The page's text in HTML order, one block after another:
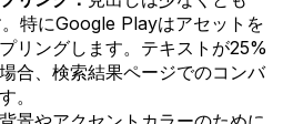
特にGoogle Playはアセットを
リングします。テキストが25%
合、検索結果ページでのコンバ
。